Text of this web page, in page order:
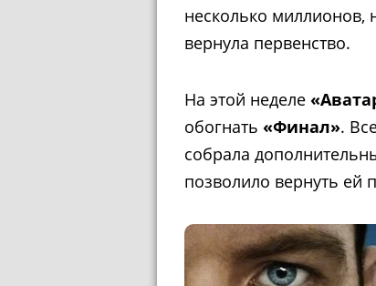
несколько миллионов,
вернула первенство.
На этой неделе
обогнать «Финал».
собрала
позволило вернуть ей